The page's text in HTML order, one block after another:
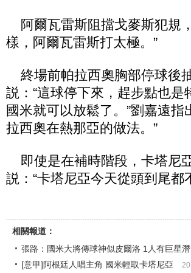
阿爾瓦雷斯阻擋戈麥斯犯規
樣，阿爾瓦雷斯打太極。”
終場前帕拉西奧胸部停球後
説：“這球停下來，趕步點也
國米就可以放鬆了。”劉嘉遠
拉西奧在熱那亞的做法。”
即使是在補時階段，卡塔尼
説：“卡塔尼亞今天從頭到尾都
相關報道：
張路：國米大將傳球神似皮爾洛 1人有巨星潛
[意甲]阿根廷人唱主角 國米輕取卡塔尼亞